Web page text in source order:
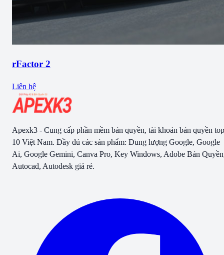
rFactor 2
Liên hệ
Apexk3 - Cung cấp phần mềm bản quyền, tài khoản bản quyền top
10 Việt Nam. Đầy đủ các sản phẩm: Dung lượng Google, Google
Ai, Google Gemini, Canva Pro, Key Windows, Adobe Bản
Autocad, Autodesk giá rẻ.